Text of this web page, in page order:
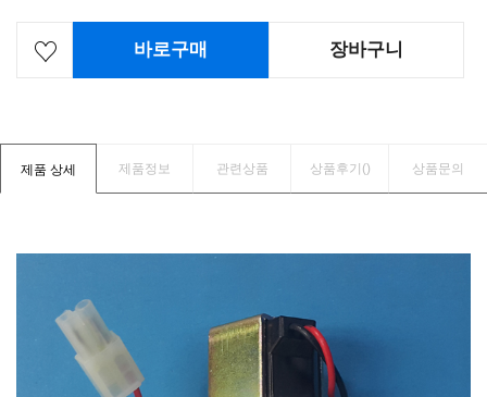
바로구매 장바구니
제품 상세 제품정보 관련상품 상품후기() 상품문의